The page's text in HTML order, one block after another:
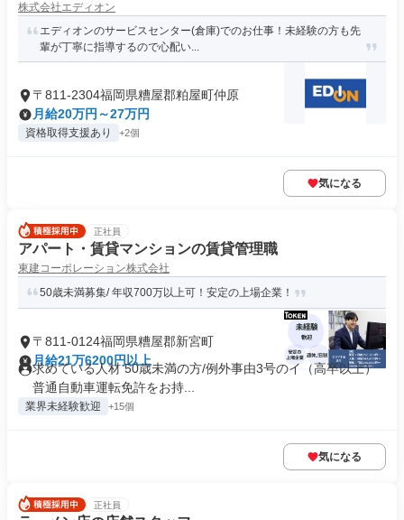
株式会社エディオン
エディオンのサービスセンター(倉庫)でのお仕事！未経験の方も先
輩が丁寧に指導するので心配い...
〒811-2304福岡県糟屋郡粕屋町仲原
月給20万円～27万円
資格取得支援あり +2個
気になる
正社員
アパート・賃貸マンションの賃貸管理職
東建コーポレーション株式会社
50歳未満募集/ 年収700万以上可！安定の上場企業！
〒811-0124福岡県糟屋郡新宮町
月給21万6200円以上
求めている人材 50歳未満の方/例外事由3号のイ（高卒以上）
普通自動車運転免許をお持...
業界未経験歓迎 +15個
気になる
正社員